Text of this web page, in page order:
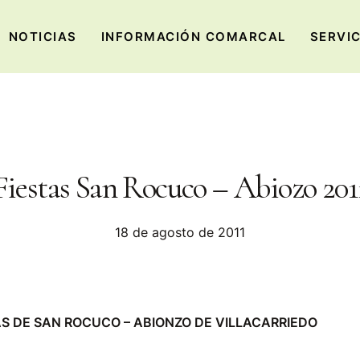
NOTICIAS INFORMACIÓN COMARCAL
San Rocuco – Abiozo
18 de agosto de 2011
DE SAN ROCUCO – ABIONZO DE VILLACARRIEDO